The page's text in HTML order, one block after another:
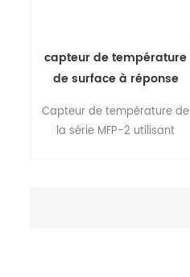
capteur de température
de surface à réponse
MFP-2
Capteur de température de
la série MFP-2 utilisant